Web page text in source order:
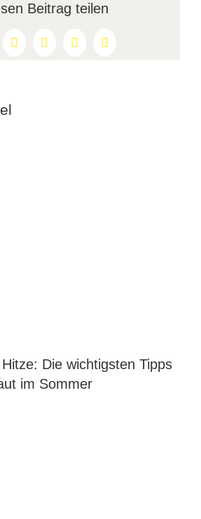
Beitrag teilen
X RedditLinkedInPinterest
Die wichtigsten Tipps
im Sommer